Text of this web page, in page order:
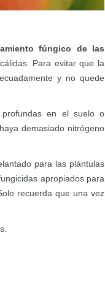
fúngico de las
Para evitar que la
y no quede
en el suelo o
demasiado nitrógeno
para las plántulas
apropiados para
recuerda que una vez